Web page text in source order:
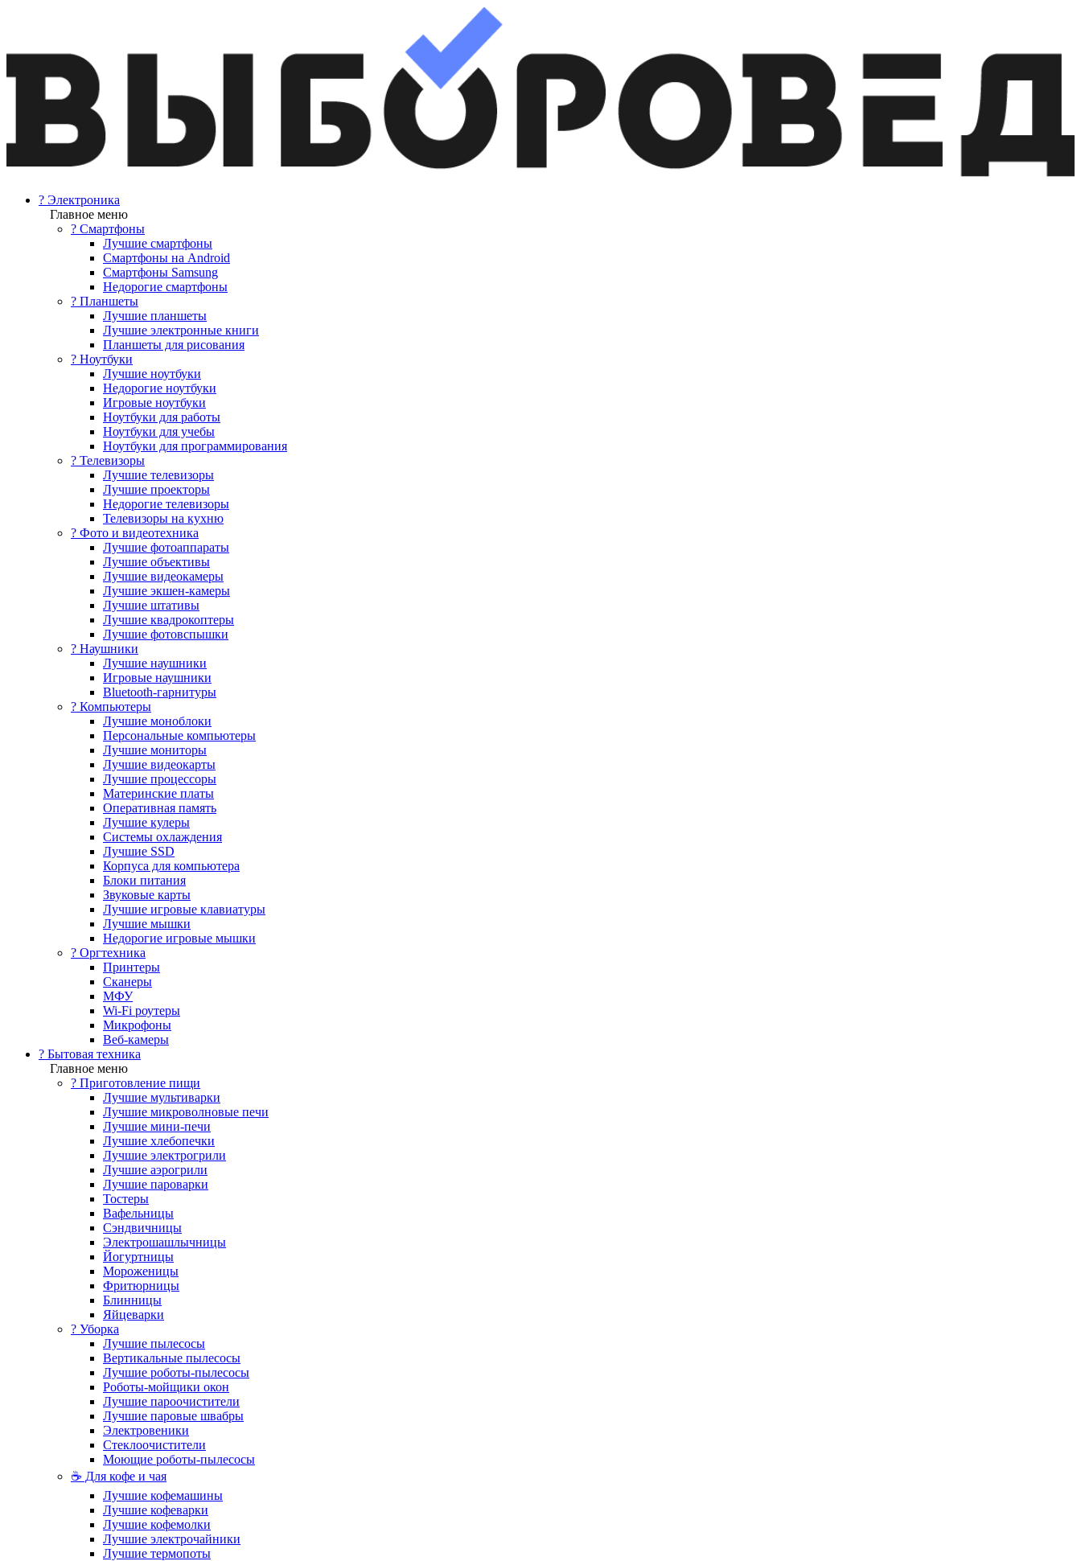
? Электроника
Главное меню
? Смартфоны
Лучшие смартфоны
Смартфоны на Android
Смартфоны Samsung
Недорогие смартфоны
? Планшеты
Лучшие планшеты
Лучшие электронные книги
Планшеты для рисования
? Ноутбуки
Лучшие ноутбуки
Недорогие ноутбуки
Игровые ноутбуки
Ноутбуки для работы
Ноутбуки для учебы
Ноутбуки для программирования
? Телевизоры
Лучшие телевизоры
Лучшие проекторы
Недорогие телевизоры
Телевизоры на кухню
? Фото и видеотехника
Лучшие фотоаппараты
Лучшие объективы
Лучшие видеокамеры
Лучшие экшен-камеры
Лучшие штативы
Лучшие квадрокоптеры
Лучшие фотовспышки
? Наушники
Лучшие наушники
Игровые наушники
Bluetooth-гарнитуры
?️ Компьютеры
Лучшие моноблоки
Персональные компьютеры
Лучшие мониторы
Лучшие видеокарты
Лучшие процессоры
Материнские платы
Оперативная память
Лучшие кулеры
Системы охлаждения
Лучшие SSD
Корпуса для компьютера
Блоки питания
Звуковые карты
Лучшие игровые клавиатуры
Лучшие мышки
Недорогие игровые мышки
?️ Оргтехника
Принтеры
Сканеры
МФУ
Wi-Fi роутеры
Микрофоны
Веб-камеры
? Бытовая техника
Главное меню
? Приготовление пищи
Лучшие мультиварки
Лучшие микроволновые печи
Лучшие мини-печи
Лучшие хлебопечки
Лучшие электрогрили
Лучшие аэрогрили
Лучшие пароварки
Тостеры
Вафельницы
Сэндвичницы
Электрошашлычницы
Йогуртницы
Мороженицы
Фритюрницы
Блинницы
Яйцеварки
? Уборка
Лучшие пылесосы
Вертикальные пылесосы
Лучшие роботы-пылесосы
Роботы-мойщики окон
Лучшие пароочистители
Лучшие паровые швабры
Электровеники
Стеклоочистители
Моющие роботы-пылесосы
☕ Для кофе и чая
Лучшие кофемашины
Лучшие кофеварки
Лучшие кофемолки
Лучшие электрочайники
Лучшие термопоты